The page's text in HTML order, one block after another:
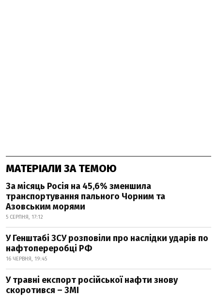
МАТЕРІАЛИ ЗА ТЕМОЮ
За місяць Росія на 45,6% зменшила
транспортування пального Чорним та
Азовським морями
5 СЕРПНЯ, 17:12
У Генштабі ЗСУ розповіли про наслідки ударів по
нафтопереробці РФ
16 ЧЕРВНЯ, 19:45
У травні експорт російської нафти знову
скоротився – ЗМІ